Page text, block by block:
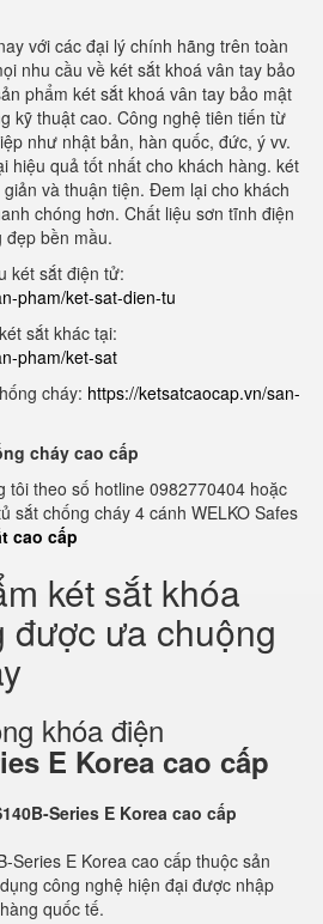
với các đại lý chính hãng trên toàn
nhu cầu về két sắt khoá vân tay bảo
phẩm két sắt khoá vân tay bảo mật
kỹ thuật cao. Công nghệ tiên tiến từ
như nhật bản, hàn quốc, đức, ý vv.
hiệu quả tốt nhất cho khách hàng. két
và thuận tiện. Đem lại cho khách
chóng hơn. Chất liệu sơn tĩnh điện
đẹp bền mầu.
két sắt điện tử:
pham/ket-sat-dien-tu
sắt khác tại:
pham/ket-sat
cháy: https://ketsatcaocap.vn/san-
cháy cao cấp
tôi theo số hotline 0982770404 hoặc
sắt chống cháy 4 cánh WELKO Safes
cao cấp
két sắt khóa
được ưa chuộng
khóa điện
E Korea cao cấp
Series E Korea cao cấp thuộc sản
công nghệ hiện đại được nhập
quốc tế.